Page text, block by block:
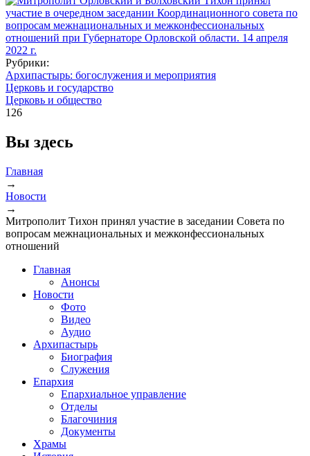
Рубрики:
Архипастырь: богослужения и мероприятия
Церковь и государство
Церковь и общество
126
Вы здесь
Главная
→
Новости
→
Митрополит Тихон принял участие в заседании Совета по
вопросам межнациональных и межконфессиональных
отношений
Главная
Анонсы
Новости
Фото
Видео
Аудио
Архипастырь
Биография
Служения
Епархия
Епархиальное управление
Отделы
Благочиния
Документы
Храмы